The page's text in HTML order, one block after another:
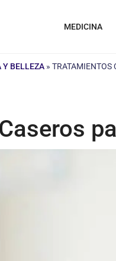
MEDICINA
Y BELLEZA » TRATAMIENTOS